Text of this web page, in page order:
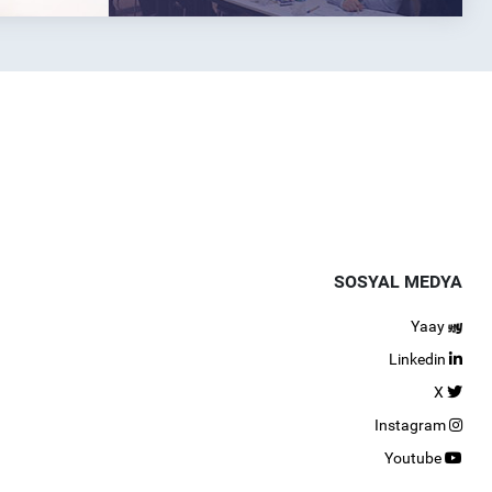
SOSYAL MEDYA
Yaay
Linkedin
X
Instagram
Youtube